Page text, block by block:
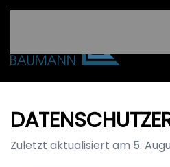
Zuletzt aktualisiert am 5.